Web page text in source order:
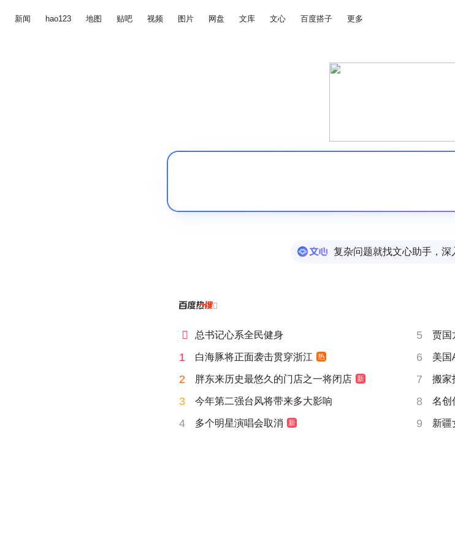
新闻 hao123 地图 贴吧 视频 图片 网盘 文库 文心 百度搭子 更多
复杂问题就找文心助手，深

 总书记心系全民健身 5 贾国
1 白海豚将正面袭击贯穿浙江 热 6 美国
2 胖东来历史最悠久的门店之一将闭店 新 7 搬家
3 今年第二强台风将带来多大影响 8 名创
4 多个明星演唱会取消 新 9 新疆